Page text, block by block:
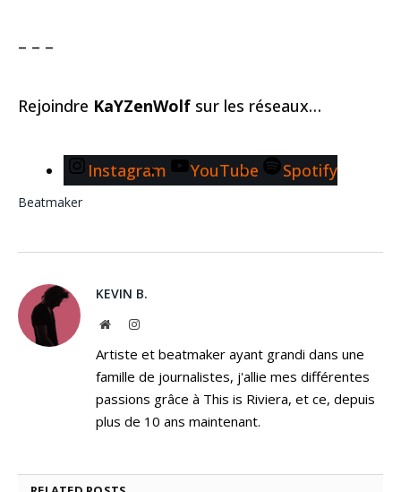
– – –
Rejoindre KaYZenWolf sur les réseaux…
Instagram YouTube Spotify
Beatmaker
KEVIN B.
WebsiteInstagram
Artiste et beatmaker ayant grandi dans une
famille de journalistes, j'allie mes différentes
passions grâce à This is Riviera, et ce, depuis
plus de 10 ans maintenant.